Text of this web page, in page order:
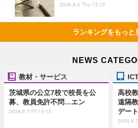
2026.8.6 Thu 13:15
ランキングをもっと
NEWS
教材・サービス
茨城県の公立7校で校長を公
募、教員免許不問…エン
2026.8.7 Fri 19:15
高校
遠隔
デート